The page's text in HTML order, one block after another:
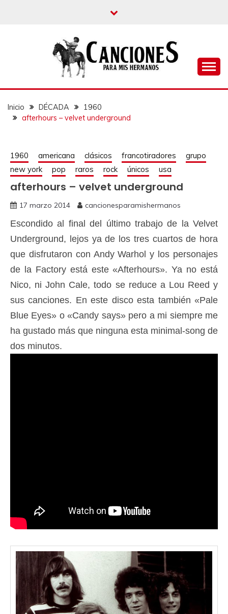
CANCIONES PARA
MIS HERMANOS
Inicio DÉCADA
1960
afterhours – velvet underground
1960 americana clásicos francotiradores
grupo
new york
pop raros rock únicos usa
afterhours – velvet underground
17 marzo 2014 cancionesparamishermanos
Escondido al final del último trabajo de la Velvet
Underground, lejos ya de los tres cuartos de hora
que disfrutaron con Andy Warhol y los personajes
de la Factory está este «Afterhours». Ya no está
Nico, ni John Cale, todo se reduce a Lou Reed y
sus canciones. En este disco esta también «Pale
Blue Eyes» o «Candy says» pero a mi siempre me
ha gustado más que ninguna esta minimal-song de
dos minutos.